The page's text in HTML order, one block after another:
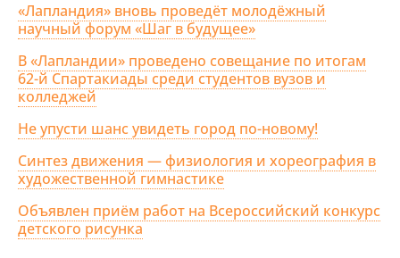
«Лапландия» вновь проведёт молодёжный
научный форум «Шаг в будущее»
В «Лапландии» проведено совещание по итогам
62-й Спартакиады среди студентов вузов и
колледжей
Не упусти шанс увидеть город по-новому!
Синтез движения — физиология и хореография в
художественной гимнастике
Объявлен приём работ на Всероссийский конкурс
детского рисунка